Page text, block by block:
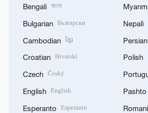
Bengali বাংলা
Bulgarian Български
Cambodian ខ្មែរ
Croatian Hrvatski
Czech Český
English English
Esperanto Esperanto
Nepali
Persian
Polish
Pashto